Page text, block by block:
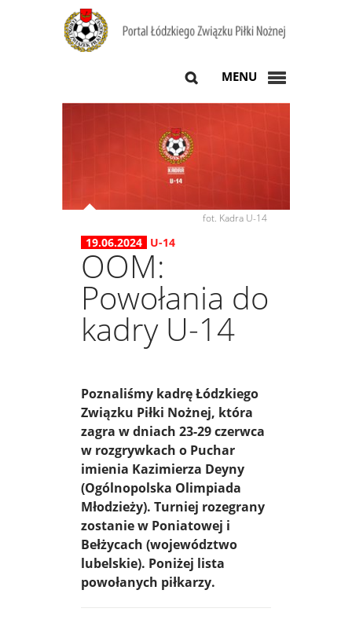
MENU
fot. Kadra U-14
19.06.2024 U-14
OOM:
Powołania do
kadry U-14
Poznaliśmy kadrę Łódzkiego
Związku Piłki Nożnej, która
zagra w dniach 23-29 czerwca
w rozgrywkach o Puchar
imienia Kazimierza Deyny
(Ogólnopolska Olimpiada
Młodzieży). Turniej rozegrany
zostanie w Poniatowej i
Bełżycach (województwo
lubelskie). Poniżej lista
powołanych piłkarzy.